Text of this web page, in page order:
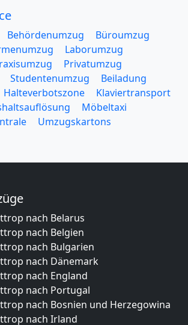
Behördenumzug
Büroumzug
Laborumzug
Privatumzug
Studentenumzug
Beiladung
Halteverbotszone
Klaviertransport
Möbeltaxi
Umzugskartons
nach Belarus
nach Belgien
nach Bulgarien
nach Dänemark
nach England
nach Portugal
nach Bosnien und Herzegowina
nach Irland